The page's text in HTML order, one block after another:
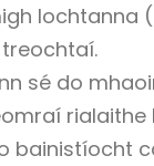
sé do
rialaithe
bainistíocht